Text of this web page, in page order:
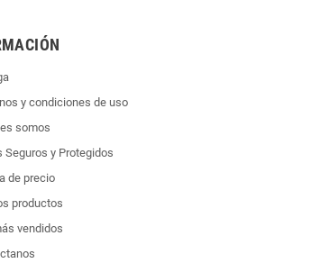
y condiciones de uso
somos
Seguros y Protegidos
de precio
productos
vendidos